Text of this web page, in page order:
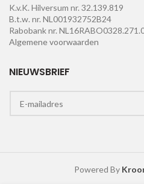
K.v.K. Hilversum nr. 32.139.819
B.t.w. nr. NL001932752B24
Rabobank nr.
Algemene voorwaarden
NIEUWSBRIEF
Powered By